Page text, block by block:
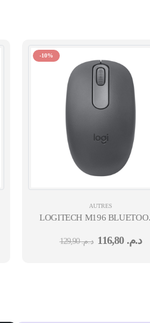
-10%
AUTRES
LOGITECH M196
د.م.129,90 د.م. 116,80